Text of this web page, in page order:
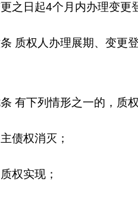
之日起4个月内办理变更
质权人办理展期、变更
有下列情形之一的，质
主债权消灭；
质权实现；